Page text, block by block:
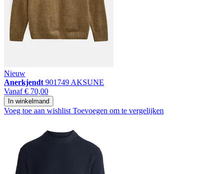
Nieuw
Anerkjendt 901749 AKSUNE
Vanaf € 70,00
In winkelmand
Voeg toe aan wishlist Toevoegen om te vergelijken